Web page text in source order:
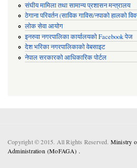
संघीय मामिला तथा सामान्य प्रशासन मन्त्रालय
ठेगाना परिवर्तन (साविक गाविस/नपाको हालको
लोक सेवा आयोग
इनरुवा नगरपालिका कार्यालयको Facebook पेज
देश भरिका नगरपालिकाको वेबसाइट
नेपाल सरकारको आधिकारिक पोर्टल
Copyright © 2015. All Rights Reserved. Ministry
Administration (MoFAGA) .